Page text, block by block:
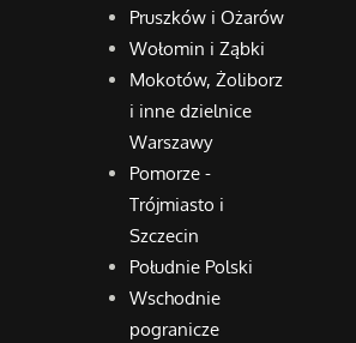
Pruszków i Ożarów
Wołomin i Ząbki
Mokotów, Żoliborz
i inne dzielnice
Warszawy
Pomorze -
Trójmiasto i
Szczecin
Południe Polski
Wschodnie
pogranicze